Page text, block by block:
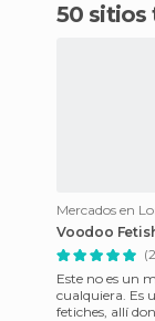
50
Mercados en
Voodoo
Este no es un
cualquiera. Es
fetiches, allí